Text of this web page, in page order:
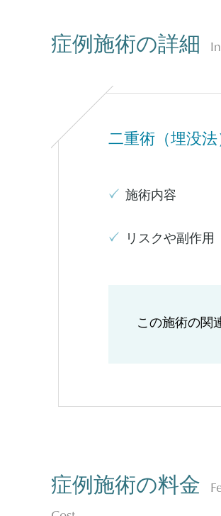
症例施術の詳細
二重術（埋没
施術内容
リスクや副作用
この施術の関
症例施術の料金